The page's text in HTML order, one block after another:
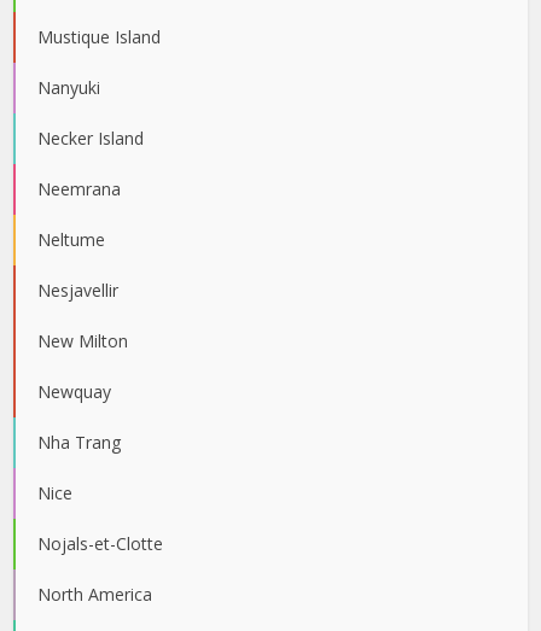
Mustique Island
Nanyuki
Necker Island
Neemrana
Neltume
Nesjavellir
New Milton
Newquay
Nha Trang
Nice
Nojals-et-Clotte
North America